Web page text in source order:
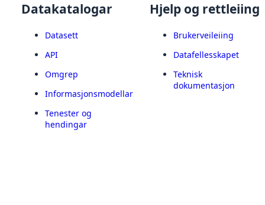
Datakatalogar
Datasett
API
Omgrep
Informasjonsmodellar
Tenester og
hendingar
Hjelp og rettleiing
Brukerveileiing
Datafellesskapet
Teknisk
dokumentasjon